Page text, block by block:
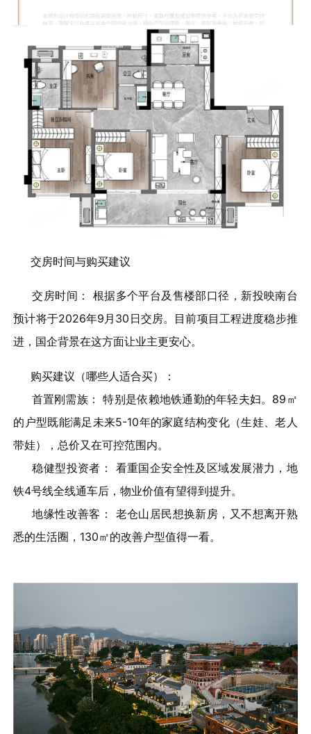
交房时间与购买建议
交房时间： 根据多个平台及售楼部口径，新投映南台
预计将于2026年9月30日交房。目前项目工程进度稳步推
进，国企背景在这方面让业主更安心。
购买建议（哪些人适合买）：
首置刚需族： 特别是依赖地铁通勤的年轻夫妇。89㎡
的户型既能满足未来5-10年的家庭结构变化（生娃、老人
带娃），总价又在可控范围内。
稳健型投资者： 看重国企安全性及区域发展潜力，地
铁4号线全线通车后，物业价值有望得到提升。
地缘性改善客： 老仓山居民想换新房，又不想离开熟
悉的生活圈，130㎡的改善户型值得一看。